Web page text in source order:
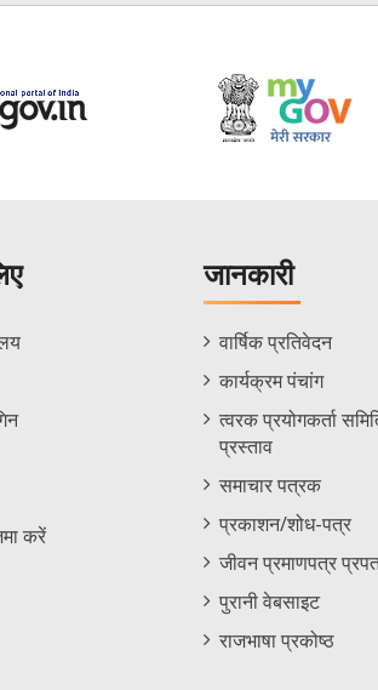
करें
जानकारी
Informations
Menu
वार्षिक प्रतिवेदन
कार्यक्रम पंचांग
त्वरक प्रयोगकर्ता
प्रस्ताव
समाचार पत्रक
प्रकाशन/शोध-पत्र
जीवन प्रमाणपत्र
पुरानी वेबसाइट
राजभाषा प्रकोष्ठ